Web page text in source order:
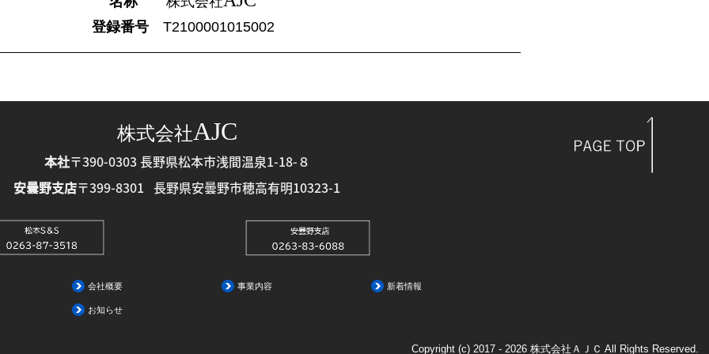
登録番号T2100001015002
株式会社AJC
本社〒390-0303長野県松本市浅間温泉1-18-８
安曇野支店〒399-8301長野県安曇野市穂高有明10323-1
会社概要 事業内容 新着情報
お知らせ
Copyright (c) 2017 - 2026 株式会社ＡＪＣ All Rights Reserved.